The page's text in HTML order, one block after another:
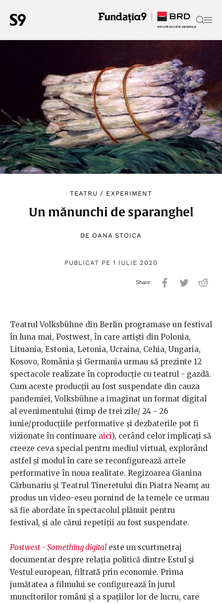
TEATRU / EXPERIMENT
Un mănunchi de sparanghel
DE OANA STOICA
PUBLICAT PE 1 IULIE 2020
Teatrul Volksbühne din Berlin programase un festival
în luna mai, Postwest, în care artiști din Polonia,
Lituania, Estonia, Letonia, Ucraina, Cehia, Ungaria,
Kosovo, România și Germania urmau să prezinte 12
spectacole realizate în coproducție cu teatrul - gazdă.
Cum aceste producții au fost suspendate din cauza
pandemiei, Volksbühne a imaginat un format digital
al evenimentului (timp de trei zile/ 24 - 26
iunie/producțiile performative și dezbaterile pot fi
vizionate în continuare aici), cerând celor implicați să
creeze ceva special pentru mediul virtual, explorând
astfel și modul în care se reconfigurează artele
performative în noua realitate. Regizoarea Gianina
Cărbunariu și Teatrul Tineretului din Piatra Neamț au
produs un video-eseu pornind de la temele ce urmau
să fie abordate în spectacolul plănuit pentru
festival, și ale cărui repetiții au fost suspendate.
Postwest - Something digital este un scurtmetraj
documentar despre relația politică dintre Estul și
Vestul european, filtrată prin economie. Prima
jumătatea a filmului se configurează în jurul
muncitorilor români și a spațiilor lor de lucru, care